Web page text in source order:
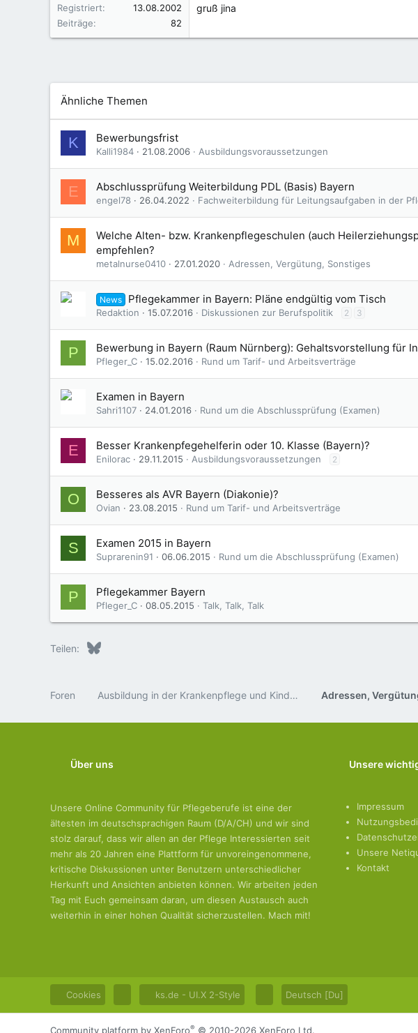
Registriert
13.08.2002
Beiträge
82
gruß jina
Ähnliche Themen
K Bewerbungsfrist
Kalli1984 21.08.2006 Ausbildungsvoraussetzungen
E Abschlussprüfung Weiterbildung PDL (Basis) Bayern
engel78 26.04.2022 Fachweiterbildung für Leitungsaufgaben in der
M
Welche Alten- bzw. Krankenpflegeschulen (auch
empfehlen?
metalnurse0410 27.01.2020 Adressen, Vergütung, Sonstiges
News Pflegekammer in Bayern: Pläne endgültig vom Tisch
Redaktion 15.07.2016 Diskussionen zur Berufspolitik 2 3
P Bewerbung in Bayern (Raum Nürnberg): Gehaltsvorstellung für
Pfleger_C 15.02.2016 Rund um Tarif- und Arbeitsverträge
Examen in Bayern
Sahri1107 24.01.2016 Rund um die Abschlussprüfung (Examen)
E Besser Krankenpfegehelferin oder 10. Klasse (Bayern)?
Enilorac 29.11.2015 Ausbildungsvoraussetzungen 2
O Besseres als AVR Bayern (Diakonie)?
Ovian 23.08.2015 Rund um Tarif- und Arbeitsverträge
S Examen 2015 in Bayern
Suprarenin91 06.06.2015 Rund um die Abschlussprüfung (Examen)
P Pflegekammer Bayern
Pfleger_C 08.05.2015 Talk, Talk, Talk
Teilen: Bluesky
Foren Ausbildung in der Krankenpflege und Kinderkrankenpflege Adressen,
Über uns
Unsere Online Community für Pflegeberufe ist eine der
ältesten im deutschsprachigen Raum (D/A/CH) und wir sind
stolz darauf, dass wir allen an der Pflege Interessierten seit
mehr als 20 Jahren eine Plattform für unvoreingenommene,
kritische Diskussionen unter Benutzern unterschiedlicher
Herkunft und Ansichten anbieten können. Wir arbeiten jeden
Tag mit Euch gemeinsam daran, um diesen Austausch auch
weiterhin in einer hohen Qualität sicherzustellen. Mach mit!
Unsere
Impressum
Unsere
Kontakt
Cookies ks.de - UI.X 2-Style Deutsch [Du]
Community platform by XenForo® © 2010-2026 XenForo Ltd.